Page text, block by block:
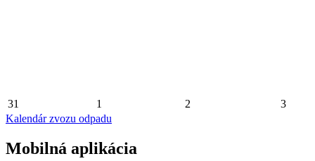
31 1 2
3
Kalendár zvozu odpadu
Mobilná aplikácia